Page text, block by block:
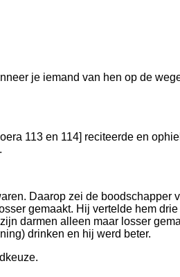
je iemand van hen op de
113 en 114] reciteerde en
Daarop zei de boodschapper
gemaakt. Hij vertelde hem
darmen alleen maar losser
drinken en hij werd beter.